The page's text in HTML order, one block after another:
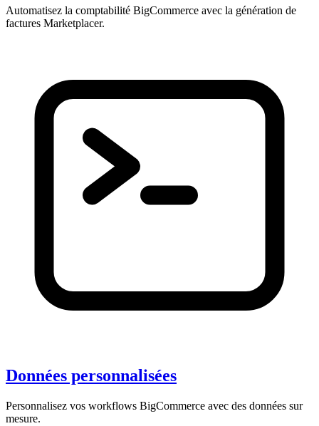
Automatisez la comptabilité BigCommerce avec la génération de
factures Marketplacer.
Données personnalisées
Personnalisez vos workflows BigCommerce avec des données sur
mesure.